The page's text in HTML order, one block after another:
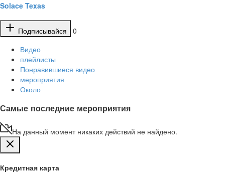
Solace Texas
Подписывайся
0
Видео
плейлисты
Понравившиеся видео
мероприятия
Около
Самые последние мероприятия
На данный момент никаких действий не найдено.
Кредитная карта